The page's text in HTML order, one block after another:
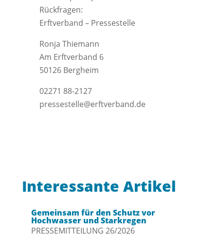
Rückfragen:
Erftverband – Pressestelle
Ronja Thiemann
Am Erftverband 6
50126 Bergheim
02271 88-2127
pressestelle@erftverband.de
Interessante Artikel
Gemeinsam für den Schutz vor
Hochwasser und Starkregen
PRESSEMITTEILUNG 26/2026